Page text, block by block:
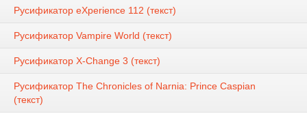
Русификатор eXperience 112 (текст)
Русификатор Vampire World (текст)
Русификатор X-Change 3 (текст)
Русификатор The Chronicles of Narnia: Prince Caspian
(текст)